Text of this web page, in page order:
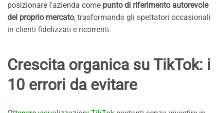
posizionare l'azienda come punto di riferimento autorevole
del proprio mercato, trasformando gli spettatori occasionali
in clienti fidelizzati e ricorrenti.
Crescita organica su TikTok: i
10 errori da evitare